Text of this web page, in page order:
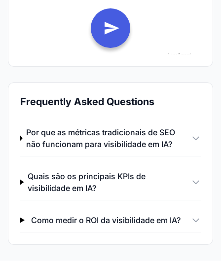
Frequently Asked Questions
Por que as métricas tradicionais de SEO
não funcionam para visibilidade em IA?
Quais são os principais KPIs de
visibilidade em IA?
Como medir o ROI da visibilidade em IA?